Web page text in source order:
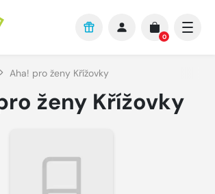
0
Aha! pro ženy Křížovky
ženy Křížovky